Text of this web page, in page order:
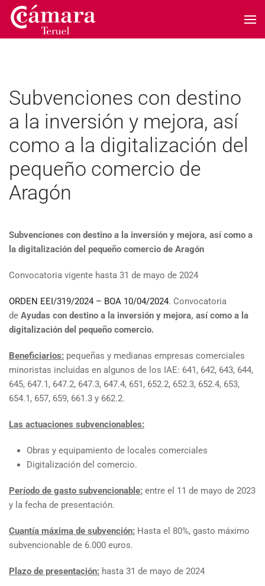
Skip to main content
Subvenciones con destino
a la inversión y mejora, así
como a la digitalización del
pequeño comercio de
Aragón
Subvenciones con destino a la inversión y mejora, así como a
la digitalización del pequeño comercio de Aragón
Convocatoria vigente hasta 31 de mayo de 2024
ORDEN EEI/319/2024 – BOA 10/04/2024. Convocatoria
de Ayudas con destino a la inversión y mejora, así como a la
digitalización del pequeño comercio.
Beneficiarios: pequeñas y medianas empresas comerciales
minoristas incluidas en algunos de los IAE: 641, 642, 643, 644,
645, 647.1, 647.2, 647.3, 647.4, 651, 652.2, 652.3, 652.4, 653,
654.1, 657, 659, 661.3 y 662.2.
Las actuaciones subvencionables:
Obras y equipamiento de locales comerciales
Digitalización del comercio.
Período de gasto subvencionable: entre el 11 de mayo de 2023
y la fecha de presentación.
Cuantía máxima de subvención: Hasta el 80%, gasto máximo
subvencionable de 6.000 euros.
Plazo de presentación: hasta 31 de mayo de 2024